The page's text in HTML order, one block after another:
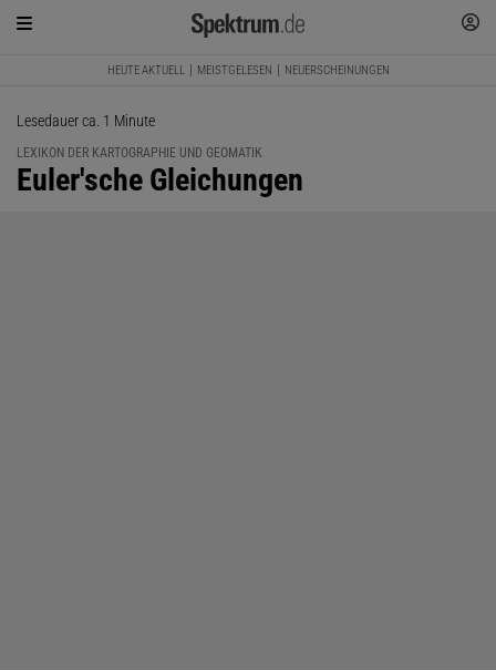
HEUTE AKTUELL MEISTGELESEN NEUERSCHEINUNGEN
Lesedauer ca. 1 Minute
LEXIKON DER KARTOGRAPHIE UND GEOMATIK
:
Euler'sche Gleichungen